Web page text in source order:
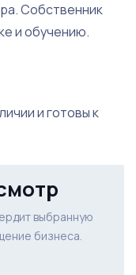
Собственник
и обучению.
и готовы к
выбранную
бизнеса.